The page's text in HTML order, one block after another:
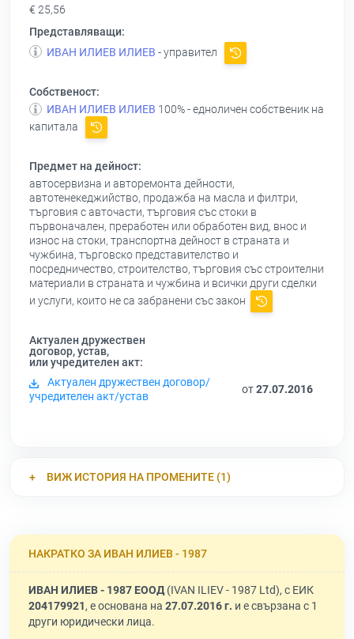
€ 25,56
Представляващи:
ИВАН ИЛИЕВ ИЛИЕВ - управител
Собственост:
ИВАН ИЛИЕВ ИЛИЕВ 100% - едноличен собственик на
капитала
Предмет на дейност:
автосервизна и авторемонта дейности,
автотенекеджийство, продажба на масла и филтри,
търговия с авточасти, търговия със стоки в
първоначален, преработен или обработен вид, внос и
износ на стоки, транспортна дейност в страната и
чужбина, търговско представителство и
посредничество, строителство, търговия със строителни
материали в страната и чужбина и всички други сделки
и услуги, които не са забранени със закон
Актуален дружествен
договор, устав,
или учредителен акт:
Актуален дружествен договор/
учредителен акт/устав
от27.07.2016
ВИЖ ИСТОРИЯ НА ПРОМЕНИТЕ (1)
НАКРАТКО ЗА ИВАН ИЛИЕВ - 1987
ИВАН ИЛИЕВ - 1987 ЕООД(IVAN ILIEV - 1987 Ltd), с ЕИК
204179921, е основана на 27.07.2016 г. и е свързана с 1
други юридически лица.